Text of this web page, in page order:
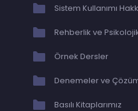
Sistem Kullanımı
Rehberlik ve
Örnek Dersler
Denemeler ve
Basılı Kitaplarımız